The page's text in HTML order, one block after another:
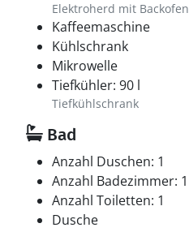
Elektroherd mit Backofen
Kaffeemaschine
Kühlschrank
Mikrowelle
Tiefkühler: 90 l
Tiefkühlschrank
Bad
Anzahl Duschen: 1
Anzahl Badezimmer: 1
Anzahl Toiletten: 1
Dusche